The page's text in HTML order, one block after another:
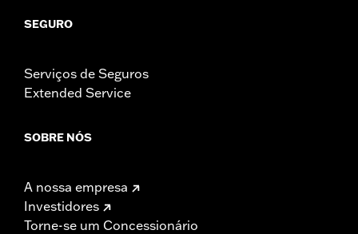
SEGURO
Serviços de Seguros
Extended Service
SOBRE NÓS
A nossa empresa
Investidores
Torne-se um Concessionário